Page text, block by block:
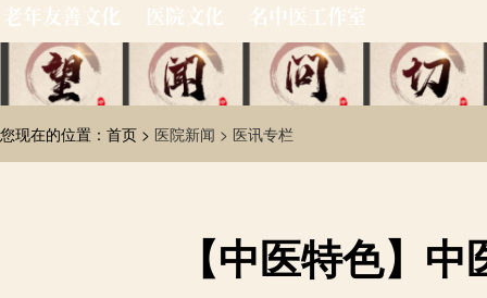
老年友善文化
医院文化 名中医工作室
您现在的位置：首页 > 医院新闻 > 医讯专栏
【中医特色】